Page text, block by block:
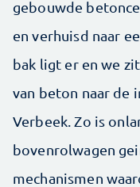
gebouwde
en verhuisd naar
bak ligt er en we
van beton naar de
Verbeek. Zo is
bovenrolwagen
mechanismen